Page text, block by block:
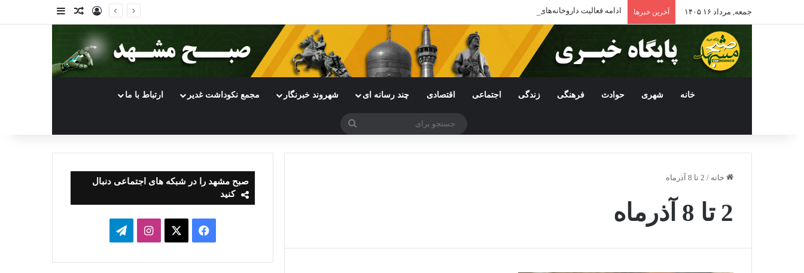
جمعه, مرداد ۱۶ ۱۴۰۵ آخرین خبرها ادامه فعالیت داروخانه‌های خراسان رضوی با چالش مواجه شده است ورودنوشته تصادفی
سایدبار
خانه شهری حوادث فرهنگی زندگی اجتماعی اقتصادی چند رسانه ای شهروند خبرنگار مجمع نکوداشت غدیر ارتباط با ما
جستجو
خانه / 2 تا 8 آذرماه
2 تا 8 آذرماه
صبح مشهد را در شبکه های اجتماعی دنبال
کنید
فیسبوک ایکساینستاگرامتلگرام